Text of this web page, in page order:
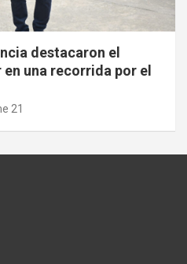
destacaron el
una recorrida por el
21